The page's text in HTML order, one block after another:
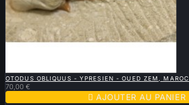
OTODUS OBLIQUUS - YPRESIEN - OUED ZEM, MAROC
70,00 €
 AJOUTER AU PANIER